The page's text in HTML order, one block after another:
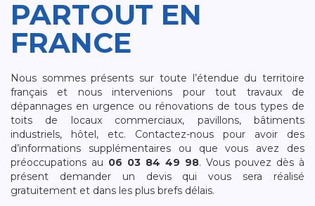
PARTOUT EN
FRANCE
Nous sommes présents sur toute l’étendue du territoire
français et nous intervenions pour tout travaux de
dépannages en urgence ou rénovations de tous types de
toits de locaux commerciaux, pavillons, bâtiments
industriels, hôtel, etc. Contactez-nous pour avoir des
d’informations supplémentaires ou que vous avez des
préoccupations au 06 03 84 49 98. Vous pouvez dès à
présent demander un devis qui vous sera réalisé
gratuitement et dans les plus brefs délais.